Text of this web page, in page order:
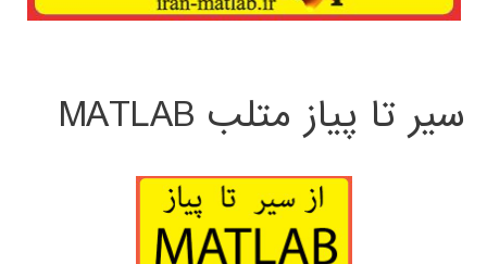
سیر تا پیاز متلب MATLAB